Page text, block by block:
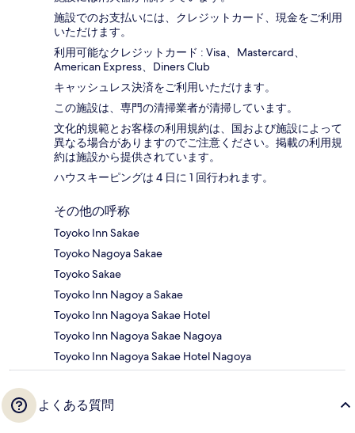
施設でのお支払いには、クレジットカード、現金をご利用
いただけます。
利用可能なクレジットカード : Visa、Mastercard、
American Express、Diners Club
キャッシュレス決済をご利用いただけます。
この施設は、専門の清掃業者が清掃しています。
文化的規範とお客様の利用規約は、国および施設によって
異なる場合がありますのでご注意ください。掲載の利用規
約は施設から提供されています。
ハウスキーピングは 4 日に 1 回行われます。
その他の呼称
Toyoko Inn Sakae
Toyoko Nagoya Sakae
Toyoko Sakae
Toyoko Inn Nagoy a Sakae
Toyoko Inn Nagoya Sakae Hotel
Toyoko Inn Nagoya Sakae Nagoya
Toyoko Inn Nagoya Sakae Hotel Nagoya
よくある質問